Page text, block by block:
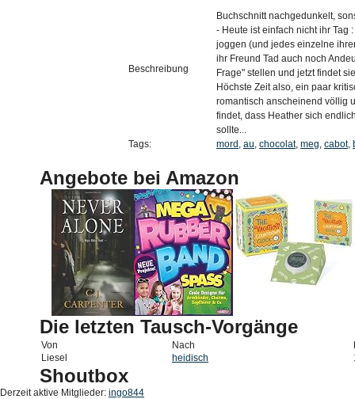
Beschreibung
Buchschnitt nachgedunkelt,
- Heute ist einfach nicht ihr Tag
joggen (und jedes einzelne
ihr Freund Tad auch noch
Frage" stellen und jetzt findet
Höchste Zeit also, ein paar
romantisch anscheinend völlig
findet, dass Heather sich
sollte...
Tags:
mord , au, chocolat, meg, cabot,
Angebote bei Amazon
Die letzten Tausch-Vorgänge
Von Nach
Liesel
heidisch
Shoutbox
Derzeit aktive Mitglieder: ingo844